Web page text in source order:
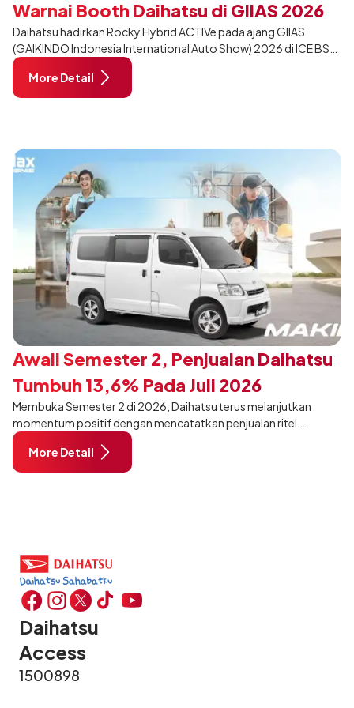
Warnai Booth Daihatsu di GIIAS 2026
Daihatsu hadirkan Rocky Hybrid ACTIVe pada ajang GIIAS
(GAIKINDO Indonesia International Auto Show) 2026 di ICE BSD
City, Tangerang. Terdapat 2 unit Rocky Hybrid yang
dimodifikasi untuk menghadirkan sarana inspirasi bagi
pengunjung mendukung gaya hidup yang aktif.
More Detail
Awali Semester 2, Penjualan Daihatsu
Tumbuh 13,6% Pada Juli 2026
Membuka Semester 2 di 2026, Daihatsu terus melanjutkan
momentum positif dengan mencatatkan penjualan ritel
sebanyak 12.750 unit pada Juli 2026. Capaian tersebut tumbuh
13,6% dibandingkan periode yang sama tahun lalu sebanyak
11.220 unit, dan tetap stabil dibandingkan bulan Juni 2026 lalu.
More Detail
Daihatsu
Access
1500898